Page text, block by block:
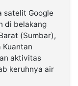
satelit Google
di belakang
(Sumbar),
Kuantan
aktivitas
keruhnya air